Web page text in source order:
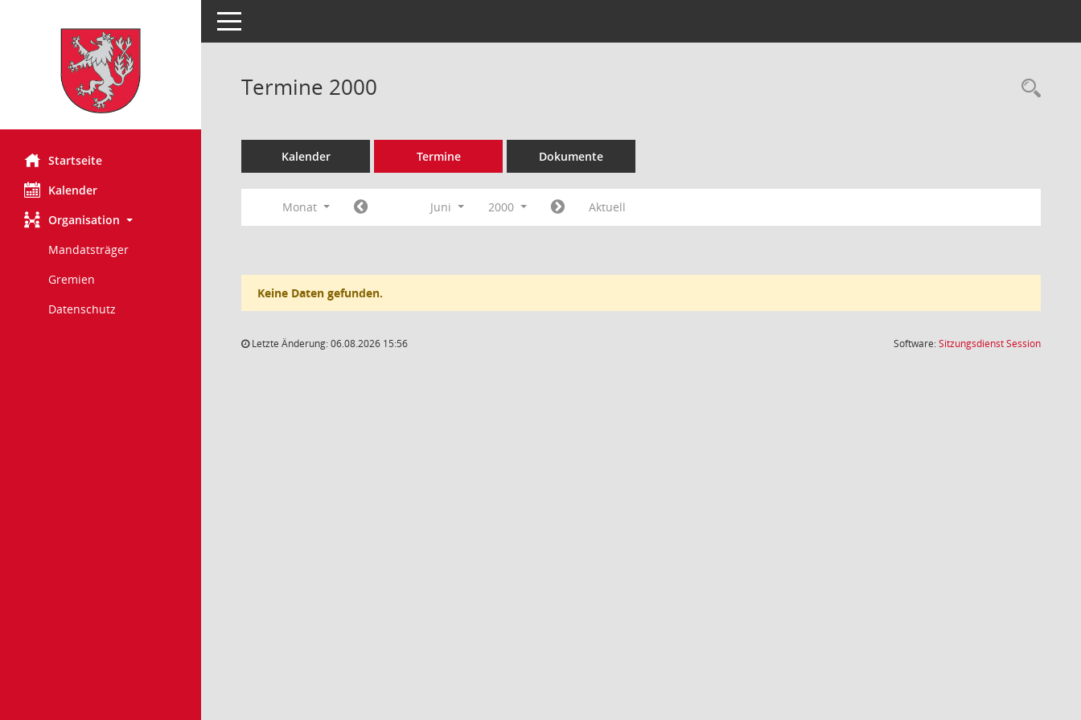
Startseite
Kalender
Organisation
Mandatsträger
Gremien
Datenschutz
Toggle navigation
Termine 2000
Kalender Termine Dokumente
Monat Juni 2000 Aktuell
Keine Daten gefunden.
Letzte Änderung: 06.08.2026 15:56 Software:SitzungsdienstSession(Wird in